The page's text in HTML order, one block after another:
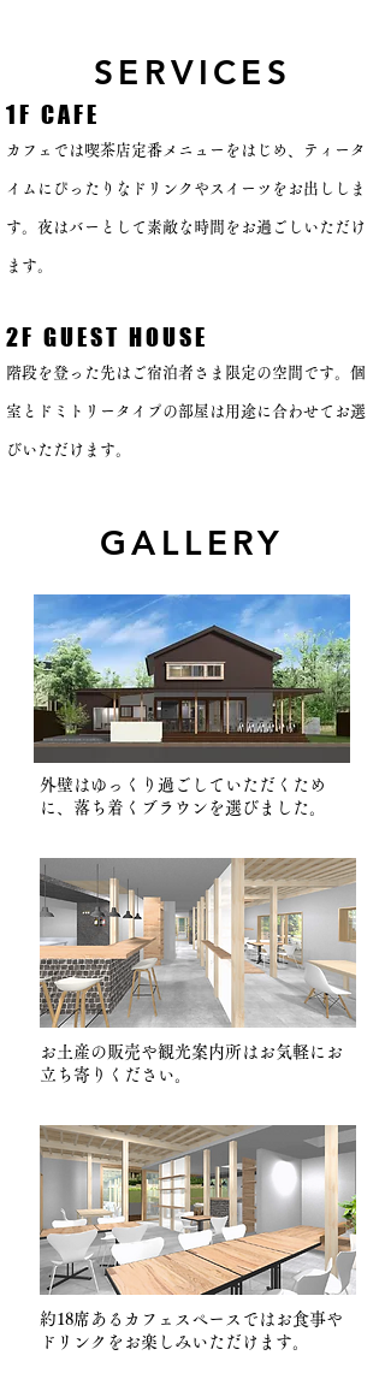
SERVICES
1F CAFE
カフェでは喫茶店定番メニューをはじめ、ティータ
イムにぴったりなドリンクやスイーツをお出ししま
す。夜はバーとして素敵な時間をお過ごしいただけ
ます。
2F GUEST HOUSE
​階段を登った先はご宿泊者さま限定の空間です。個
室とドミトリータイプの部屋は用途に合わせてお選
びいただけます。
GALLERY
外壁はゆっくり過ごしていただくため
に、落ち着くブラウンを選びました。
お土産の販売や観光案内所はお気軽にお
立ち寄りください。
約18席あるカフェスペースではお食事や
ドリンクをお楽しみいただけます。